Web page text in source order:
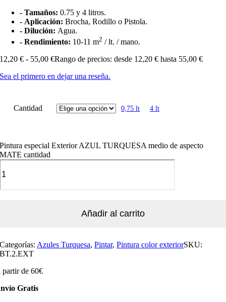
- Tamaños: 0.75 y 4 litros.
- Aplicación: Brocha, Rodillo o Pistola.
- Dilución: Agua.
- Rendimiento: 10-11 m2 / lt. / mano.
12,20€ - 55,00€Rango de precios: desde 12,20 € hasta 55,00 €
Sea el primero en dejar una reseña.
Cantidad 0,75 lt 4 lt
Pintura especial Exterior AZUL TURQUESA medio de aspecto
MATE cantidad
Añadir al carrito
Categorías: Azules Turquesa,Pintar,Pintura color exteriorSKU:
BT.2.EXT
partir de 60€
Gratis